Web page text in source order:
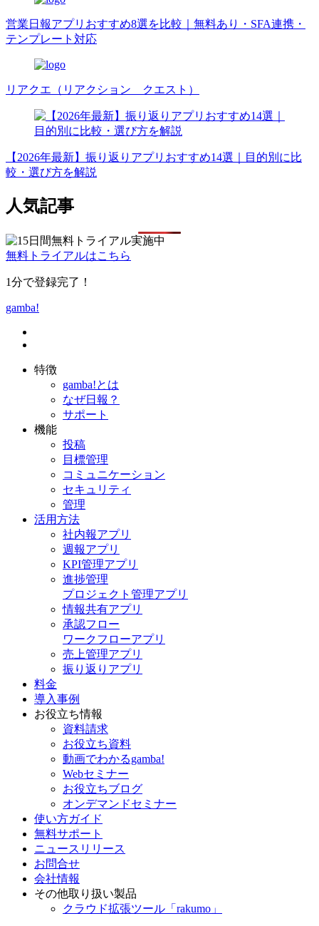
営業日報アプリおすすめ8選を比較｜無料あり・SFA連携・
テンプレート対応
リアクエ（リアクション クエスト）
【2026年最新】振り返りアプリおすすめ14選｜目的別に比
較・選び方を解説
人気記事
無料トライアルはこちら
1分で登録完了！
gamba!
特徴
gamba!とは
なぜ日報？
サポート
機能
投稿
目標管理
コミュニケーション
セキュリティ
管理
活用方法
社内報アプリ
週報アプリ
KPI管理アプリ
進捗管理
プロジェクト管理アプリ
情報共有アプリ
承認フロー
ワークフローアプリ
売上管理アプリ
振り返りアプリ
料金
導入事例
お役立ち情報
資料請求
お役立ち資料
動画でわかるgamba!
Webセミナー
お役立ちブログ
オンデマンドセミナー
使い方ガイド
無料サポート
ニュースリリース
お問合せ
会社情報
その他取り扱い製品
クラウド拡張ツール「rakumo」